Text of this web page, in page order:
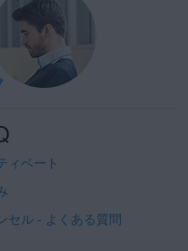
ィベート
セル - よくある質問